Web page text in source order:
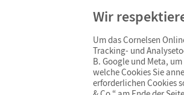
Angebote für Lehrkräfte
Einkaufen mit SSL-Verschlüsselung
Widerrufsfristvon 4 Wochen
Wir
Um das Cornelsen
Tracking- und
B. Google und Meta,
welche Cookies Sie
erforderlichen Cookies